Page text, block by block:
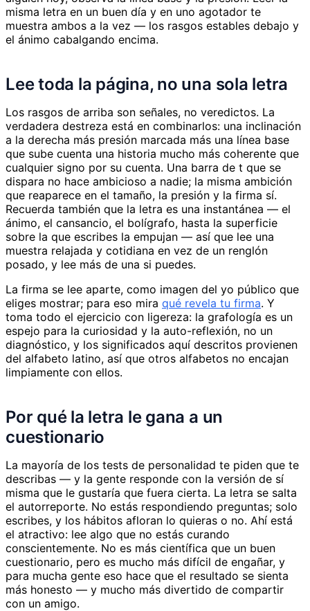
misma letra en un buen día y en uno agotador te
muestra ambos a la vez — los rasgos estables debajo y
el ánimo cabalgando encima.
Lee toda la página, no una sola letra
Los rasgos de arriba son señales, no veredictos. La
verdadera destreza está en combinarlos: una inclinación
a la derecha más presión marcada más una línea base
que sube cuenta una historia mucho más coherente que
cualquier signo por su cuenta. Una barra de t que se
dispara no hace ambicioso a nadie; la misma ambición
que reaparece en el tamaño, la presión y la firma sí.
Recuerda también que la letra es una instantánea — el
ánimo, el cansancio, el bolígrafo, hasta la superficie
sobre la que escribes la empujan — así que lee una
muestra relajada y cotidiana en vez de un renglón
posado, y lee más de una si puedes.
La firma se lee aparte, como imagen del yo público que
eliges mostrar; para eso mira qué revela tu firma. Y
toma todo el ejercicio con ligereza: la grafología es un
espejo para la curiosidad y la auto-reflexión, no un
diagnóstico, y los significados aquí descritos provienen
del alfabeto latino, así que otros alfabetos no encajan
limpiamente con ellos.
Por qué la letra le gana a un
cuestionario
La mayoría de los tests de personalidad te piden que te
describas — y la gente responde con la versión de sí
misma que le gustaría que fuera cierta. La letra se salta
el autorreporte. No estás respondiendo preguntas; solo
escribes, y los hábitos afloran lo quieras o no. Ahí está
el atractivo: lee algo que no estás curando
conscientemente. No es más científica que un buen
cuestionario, pero es mucho más difícil de engañar, y
para mucha gente eso hace que el resultado se sienta
más honesto — y mucho más divertido de compartir
con un amigo.